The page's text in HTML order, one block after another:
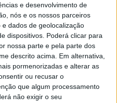
e desenvolvimento de
nós e os nossos parceiros
dados de geolocalização
dispositivos. Poderá clicar para
nossa parte e pela parte dos
descrito acima. Em alternativa,
pormenorizadas e alterar as
ou recusar o
que algum processamento
não exigir o seu
Dores de Porto da Espada
quarta-feira depois de ter
COVID-19 que infectou
instituição.
da direcção do Lar, Adelaide